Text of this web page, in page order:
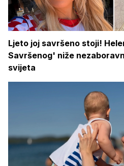
Ljeto joj savršeno stoji!
Savršenog' niže
svijeta